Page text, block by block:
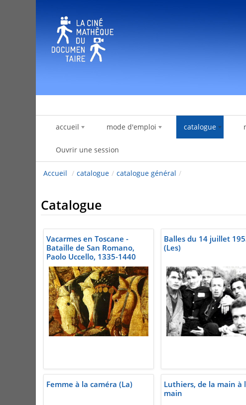
accueil mode d'emploi catalogue
Ouvrir une session
Accueil / catalogue / catalogue général /
Catalogue
Vacarmes en Toscane -
Bataille de San Romano,
Paolo Uccello, 1335-1440
Balles du 14 juillet
(Les)
Femme à la caméra (La)
Luthiers, de la main à
main